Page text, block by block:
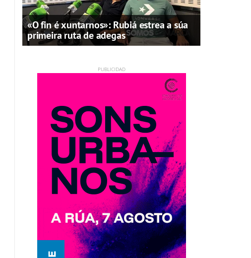
«O fin é xuntarnos»: Rubiá estrea a súa
primeira ruta de adegas